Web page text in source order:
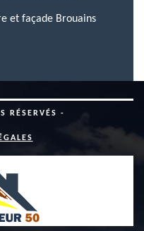
et façade Brouains
RÉSERVÉS -